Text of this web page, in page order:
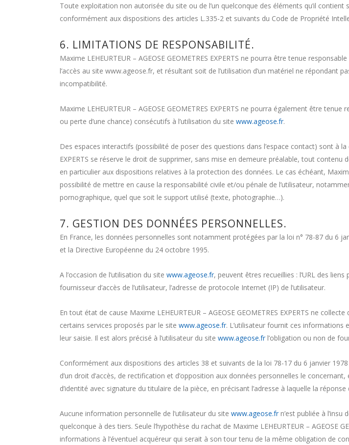
Toute exploitation non autorisée du site ou de l’un quelconque des éléments qu’il
conformément aux dispositions des articles L.335-2 et suivants du Code de Propriété
6. LIMITATIONS DE RESPONSABILITÉ.
Maxime LEHEURTEUR – AGEOSE GEOMETRES EXPERTS ne pourra être tenue
l’accès au site www.ageose.fr, et résultant soit de l’utilisation d’un matériel ne répondant
incompatibilité.
Maxime LEHEURTEUR – AGEOSE GEOMETRES EXPERTS ne pourra également être
ou perte d’une chance) consécutifs à l’utilisation du site www.ageose.fr.
Des espaces interactifs (possibilité de poser des questions dans l’espace contact) sont à la
EXPERTS se réserve le droit de supprimer, sans mise en demeure préalable, tout
en particulier aux dispositions relatives à la protection des données. Le cas échéant,
possibilité de mettre en cause la responsabilité civile et/ou pénale de l’utilisateur,
pornographique, quel que soit le support utilisé (texte, photographie…).
7. GESTION DES DONNÉES PERSONNELLES.
En France, les données personnelles sont notamment protégées par la loi n° 78-87 du 6
et la Directive Européenne du 24 octobre 1995.
A l’occasion de l’utilisation du site www.ageose.fr, peuvent êtres recueillies : l’URL des
fournisseur d’accès de l’utilisateur, l’adresse de protocole Internet (IP) de l’utilisateur.
En tout état de cause Maxime LEHEURTEUR – AGEOSE GEOMETRES EXPERTS ne
certains services proposés par le site www.ageose.fr. L’utilisateur fournit ces informations
leur saisie. Il est alors précisé à l’utilisateur du site www.ageose.fr l’obligation ou non de
Conformément aux dispositions des articles 38 et suivants de la loi 78-17 du 6 janvier
d’un droit d’accès, de rectification et d’opposition aux données personnelles le
d’identité avec signature du titulaire de la pièce, en précisant l’adresse à laquelle la
Aucune information personnelle de l’utilisateur du site www.ageose.fr n’est publiée à
quelconque à des tiers. Seule l’hypothèse du rachat de Maxime LEHEURTEUR – AGEOSE
informations à l’éventuel acquéreur qui serait à son tour tenu de la même obligation de